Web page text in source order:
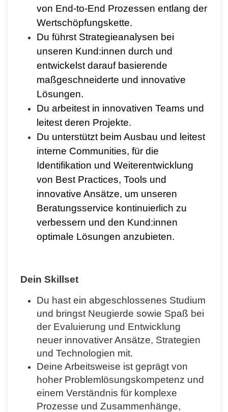
von End-to-End Prozessen entlang der
Wertschöpfungskette.
Du führst Strategieanalysen bei
unseren Kund:innen durch und
entwickelst darauf basierende
maßgeschneiderte und innovative
Lösungen.
Du arbeitest in innovativen Teams und
leitest deren Projekte.
Du unterstützt beim Ausbau und leitest
interne Communities, für die
Identifikation und Weiterentwicklung
von Best Practices, Tools und
innovative Ansätze, um unseren
Beratungsservice kontinuierlich zu
verbessern und den Kund:innen
optimale Lösungen anzubieten.
Dein Skillset
Du hast ein abgeschlossenes Studium
und bringst Neugierde sowie Spaß bei
der Evaluierung und Entwicklung
neuer innovativer Ansätze, Strategien
und Technologien mit.
Deine Arbeitsweise ist geprägt von
hoher Problemlösungskompetenz und
einem Verständnis für komplexe
Prozesse und Zusammenhänge,